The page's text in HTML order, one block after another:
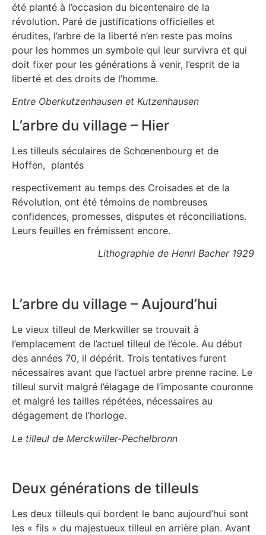
été planté à l’occasion du bicentenaire de la
révolution. Paré de justifications officielles et
érudites, l’arbre de la liberté n’en reste pas moins
pour les hommes un symbole qui leur survivra et qui
doit fixer pour les générations à venir, l’esprit de la
liberté et des droits de l’homme.
Entre Oberkutzenhausen et Kutzenhausen
L’arbre du village – Hier
Les tilleuls séculaires de Schœnenbourg et de
Hoffen, plantés
respectivement au temps des Croisades et de la
Révolution, ont été témoins de nombreuses
confidences, promesses, disputes et réconciliations.
Leurs feuilles en frémissent encore.
Lithographie de Henri Bacher 1929
L’arbre du village – Aujourd’hui
Le vieux tilleul de Merkwiller se trouvait à
l’emplacement de l’actuel tilleul de l’école. Au début
des années 70, il dépérit. Trois tentatives furent
nécessaires avant que l’actuel arbre prenne racine. Le
tilleul survit malgré l’élagage de l’imposante couronne
et malgré les tailles répétées, nécessaires au
dégagement de l’horloge.
Le tilleul de Merckwiller-Pechelbronn
Deux générations de tilleuls
Les deux tilleuls qui bordent le banc aujourd’hui sont
les « fils » du majestueux tilleul en arrière plan. Avant